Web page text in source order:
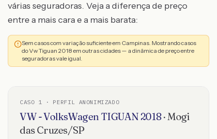
várias seguradoras. Veja a diferença de preço
entre a mais cara e a mais barata:
Sem casos com variação suficiente em Campinas. Mostrando casos
do Vw Tiguan 2018 em outras cidades — a dinâmica de preço entre
seguradoras vale igual.
CASO 1 · PERFIL ANONIMIZADO
VW - VolksWagen TIGUAN 2018 · Mogi
das Cruzes/SP